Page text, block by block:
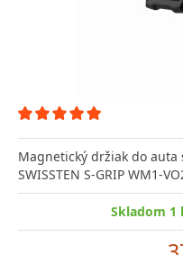
Magnetický držiak do
SWISSTEN S-GRIP WM1-
Skladom 1